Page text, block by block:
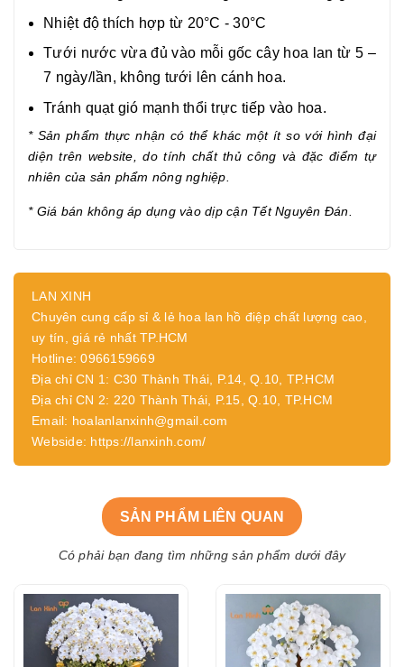
Nhiệt độ thích hợp từ 20°C - 30°C
Tưới nước vừa đủ vào mỗi gốc cây hoa lan từ 5 –
7 ngày/lần, không tưới lên cánh hoa.
Tránh quạt gió mạnh thổi trực tiếp vào hoa.
* Sản phẩm thực nhận có thể khác một ít so với hình đại
diện trên website, do tính chất thủ công và đặc điểm tự
nhiên của sản phẩm nông nghiệp.
* Giá bán không áp dụng vào dịp cận Tết Nguyên Đán.
LAN XINH
Chuyên cung cấp sỉ & lẻ hoa lan hồ điệp chất lượng cao,
uy tín, giá rẻ nhất TP.HCM
Hotline: 0966159669
Địa chỉ CN 1: C30 Thành Thái, P.14, Q.10, TP.HCM
Địa chỉ CN 2: 220 Thành Thái, P.15, Q.10, TP.HCM
Email: hoalanlanxinh@gmail.com
Webside: https://lanxinh.com/
SẢN PHẨM LIÊN QUAN
Có phải bạn đang tìm những sản phẩm dưới đây